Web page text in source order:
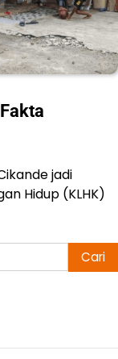
jadi
Hidup (KLHK)